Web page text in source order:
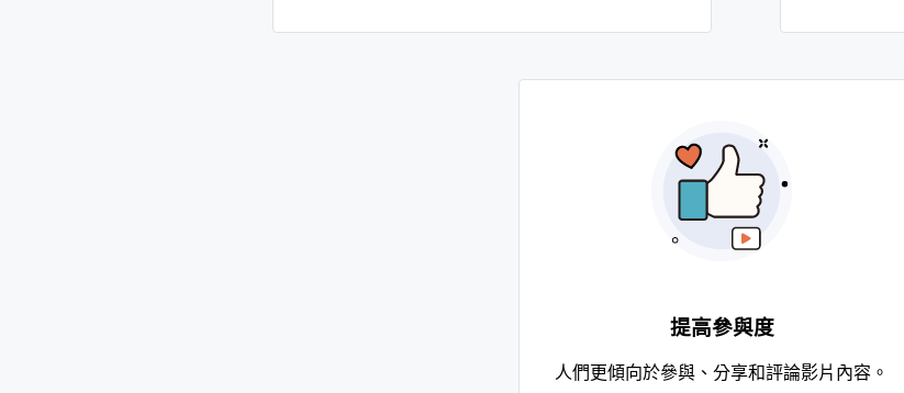
提高參與度
人們更傾向於參與、分享和評論影片內容。